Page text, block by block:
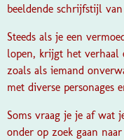
beeldende schrijfstijl
Steeds als je een
lopen, krijgt het verhaal
zoals als iemand
met diverse personages
Soms vraag je je af wat
onder op zoek gaan